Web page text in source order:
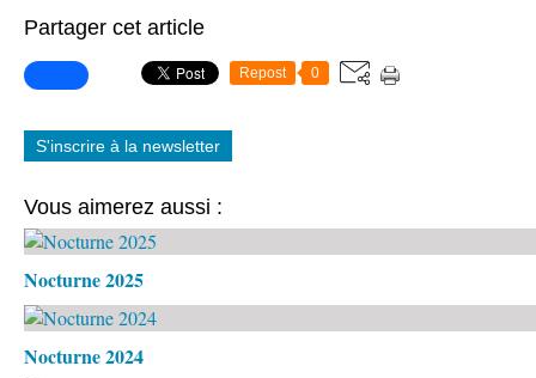
Partager cet article
Repost 0
S'inscrire à la newsletter
Vous aimerez aussi :
Nocturne 2025
Nocturne 2024